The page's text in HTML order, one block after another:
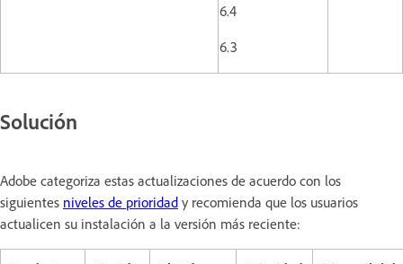
6.4
6.3
Solución
Adobe categoriza estas actualizaciones de acuerdo con los
siguientes niveles de prioridad y recomienda que los usuarios
actualicen su instalación a la versión más reciente: